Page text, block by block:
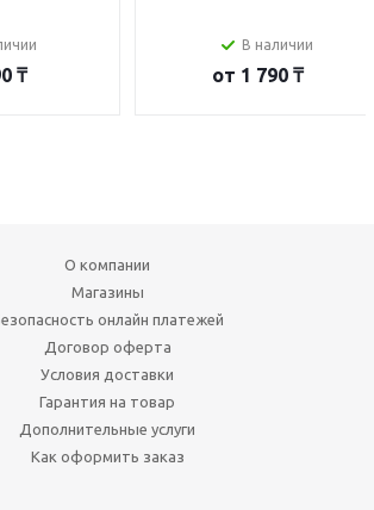
₸
В наличии
от 1 790 ₸
О компании
Магазины
онлайн платежей
Договор оферта
Условия доставки
Гарантия на товар
Дополнительные услуги
Как оформить заказ